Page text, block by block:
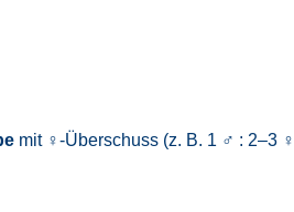
mit ♀-Überschuss (z. B. 1 ♂ : 2–3